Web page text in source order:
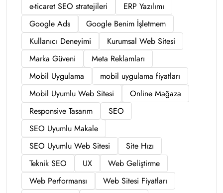
e-ticaret SEO stratejileri
ERP Yazılımı
Google Ads
Google Benim İşletmem
Kullanıcı Deneyimi
Kurumsal Web Sitesi
Marka Güveni
Meta Reklamları
Mobil Uygulama
mobil uygulama fiyatları
Mobil Uyumlu Web Sitesi
Online Mağaza
Responsive Tasarım
SEO
SEO Uyumlu Makale
SEO Uyumlu Web Sitesi
Site Hızı
Teknik SEO
UX
Web Geliştirme
Web Performansı
Web Sitesi Fiyatları